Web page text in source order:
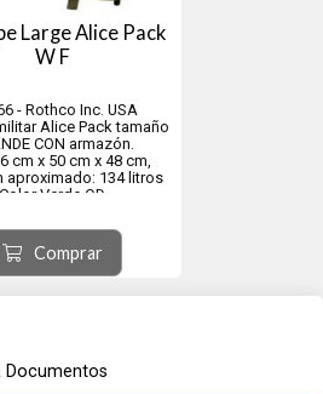
Documentos
Large Alice Pack
W F
- Rothco Inc. USA
Alice Pack tamaño
CON armazón.
cm x 50 cm x 48 cm,
aproximado: 134 litros
Color Verde OD
420D Polyester
Alice mediana ofrece
versátil para llevar
esenciales para
al aire...
Comprar